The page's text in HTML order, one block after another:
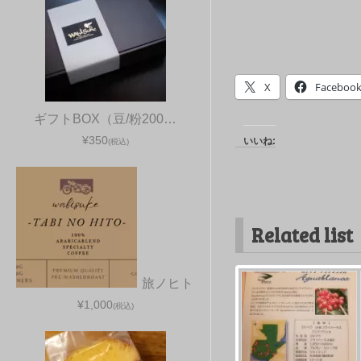
X Facebook
いいね:
Related list
ギフトBOX（豆/粉200…
¥350(税込)
旅ノヒト
¥1,000(税込)